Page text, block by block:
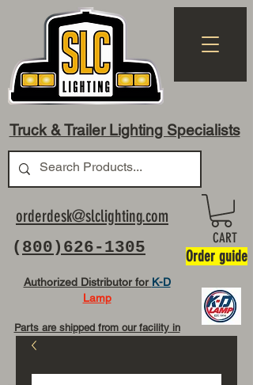
Truck & Trailer Lighting Specialists
( 800)626-1305
orderdesk@slclighting.com
Authorized Distributor for K-D
Lamp
Parts are shipped from our facility in
CART
Order guide